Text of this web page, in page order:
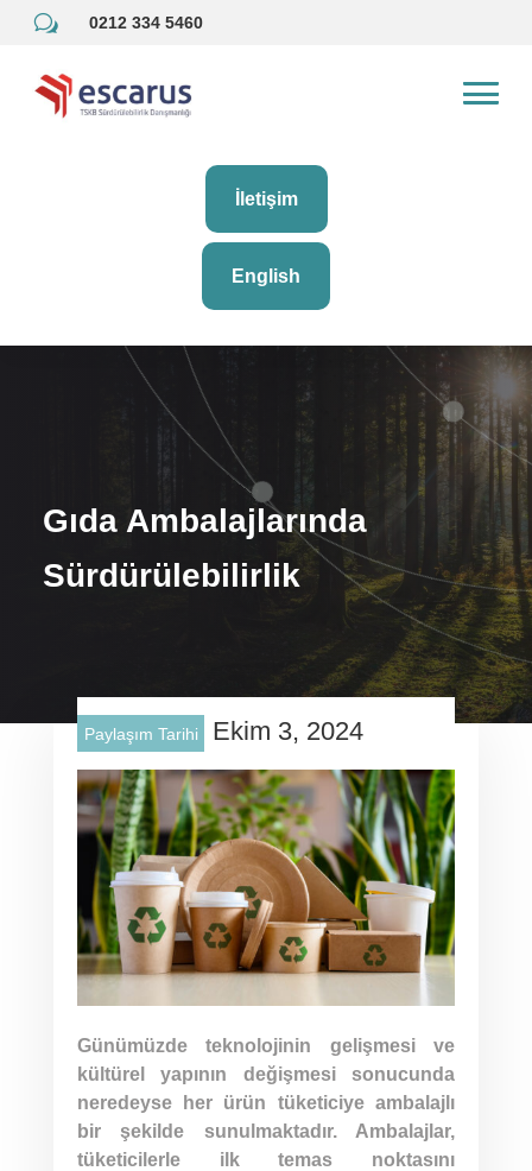
w 0212 334 5460
İletişim
English
Gıda Ambalajlarında
Sürdürülebilirlik
Paylaşım Tarihi Ekim 3, 2024
Günümüzde teknolojinin gelişmesi ve
kültürel yapının değişmesi sonucunda
neredeyse her ürün tüketiciye ambalajlı
bir şekilde sunulmaktadır. Ambalajlar,
tüketicilerle ilk temas noktasını